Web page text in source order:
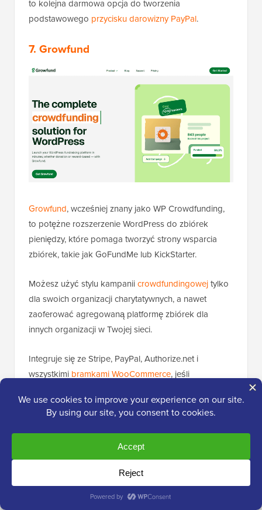
to kolejna darmowa opcja do tworzenia
podstawowego przycisku darowizny PayPal.
7. Growfund
Growfund, wcześniej znany jako WP Crowdfunding,
to potężne rozszerzenie WordPress do zbiórek
pieniędzy, które pomaga tworzyć strony wsparcia
zbiórek, takie jak GoFundMe lub KickStarter.
Możesz użyć stylu kampaniicrowdfundingowejtylko
dla swoich organizacji charytatywnych, a nawet
zaoferować agregowaną platformę zbiórek dla
innych organizacji w Twojej sieci.
Integruje się ze Stripe, PayPal, Authorize.net i
wszystkimi bramkami WooCommerce, jeśli
WooCommerce. Natywny system portfela Growfund
pozwala śledzić obietnice dla każdej kampanii i
odpowiednio dystrybuować środki do
poszczególnych interesariuszy.
Jeśli chcesz stworzyć agregowany portal
crowdfundingowy podobny doGoFundMe